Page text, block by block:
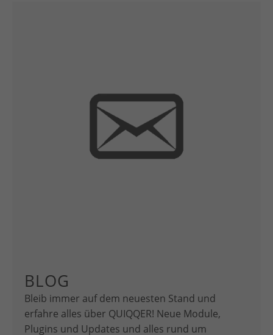
BLOG
Bleib immer auf dem neuesten Stand und
erfahre alles über QUIQQER! Neue Module,
Plugins und Updates und alles rund um